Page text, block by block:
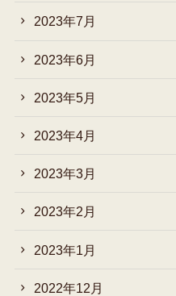
2023年7月
2023年6月
2023年5月
2023年4月
2023年3月
2023年2月
2023年1月
2022年12月